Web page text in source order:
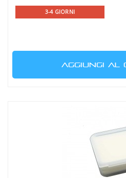
3-4 GIORNI
AGGIUNGI AL